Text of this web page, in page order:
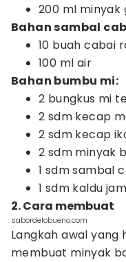
200 ml minyak
Bahan sambal
10 buah cabai
100 ml air
Bahan bumbu mi:
2 bungkus mi
2 sdm kecap
2 sdm kecap
2 sdm minyak
1 sdm sambal
1 sdm kaldu
2. Cara membuat
sabordelobueno.com
Langkah awal yang
membuat minyak